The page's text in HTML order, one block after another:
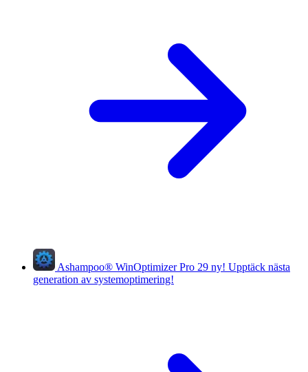
Ashampoo® WinOptimizer Pro 29 ny! Upptäck nästa
generation av systemoptimering!